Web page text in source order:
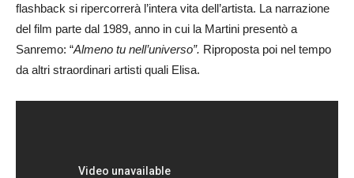
flashback si ripercorrerà l’intera vita dell’artista. La narrazione
del film parte dal 1989, anno in cui la Martini presentò a
Sanremo: “Almeno tu nell’universo”. Riproposta poi nel tempo
da altri straordinari artisti quali Elisa.